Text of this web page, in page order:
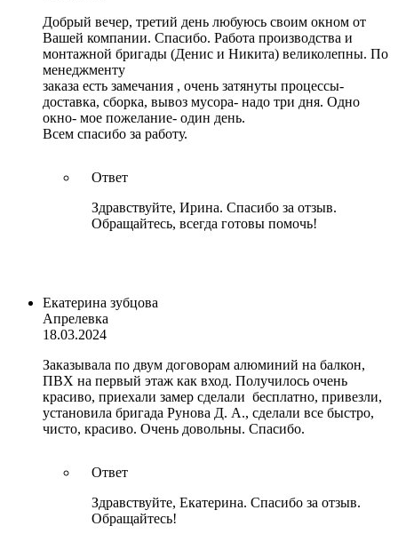
Добрый вечер, третий день любуюсь своим окном от
Вашей компании. Спасибо. Работа производства и
монтажной бригады (Денис и Никита) великолепны. По
менеджменту
заказа есть замечания , очень затянуты процессы-
доставка, сборка, вывоз мусора- надо три дня. Одно
окно- мое пожелание- один день.
Всем спасибо за работу.
Ответ
Здравствуйте, Ирина. Спасибо за отзыв.
Обращайтесь, всегда готовы помочь!
Екатерина зубцова
Апрелевка
18.03.2024
Заказывала по двум договорам алюминий на балкон,
ПВХ на первый этаж как вход. Получилось очень
красиво, приехали замер сделали бесплатно, привезли,
установила бригада Рунова Д. А., сделали все быстро,
чисто, красиво. Очень довольны. Спасибо.
Ответ
Здравствуйте, Екатерина. Спасибо за отзыв.
Обращайтесь!